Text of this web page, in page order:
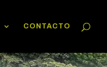
CONTACTO